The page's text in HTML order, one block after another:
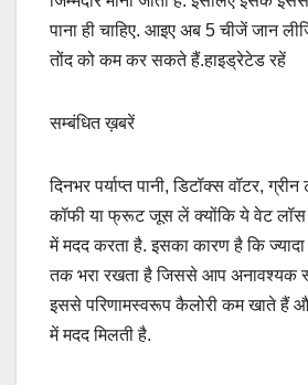
पाना ही चाहिए. आइए अब 5 चीजें जान
तोंद को कम कर सकते हैं.हाइड्रेटेड रहें
सम्बंधित ख़बरें
दिनभर पर्याप्त पानी, डिटॉक्स वॉटर,
कॉफी या फ्रूट जूस लें क्योंकि ये वेट
में मदद करता है. इसका कारण है कि
तक भरा रखता है जिससे आप अनावश्यक
इससे परिणामस्वरूप कैलोरी कम खाते हैं
में मदद मिलती है.